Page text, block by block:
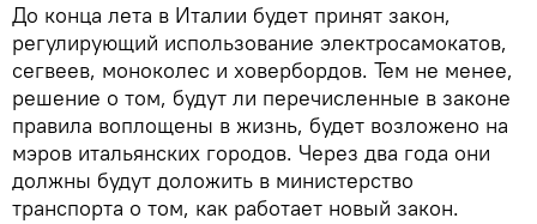
До конца лета в Италии будет принят закон,
регулирующий использование электросамокатов,
сегвеев, моноколес и ховербордов. Тем не менее,
решение о том, будут ли перечисленные в законе
правила воплощены в жизнь, будет возложено на
мэров итальянских городов. Через два года они
должны будут доложить в министерство
транспорта о том, как работает новый закон.